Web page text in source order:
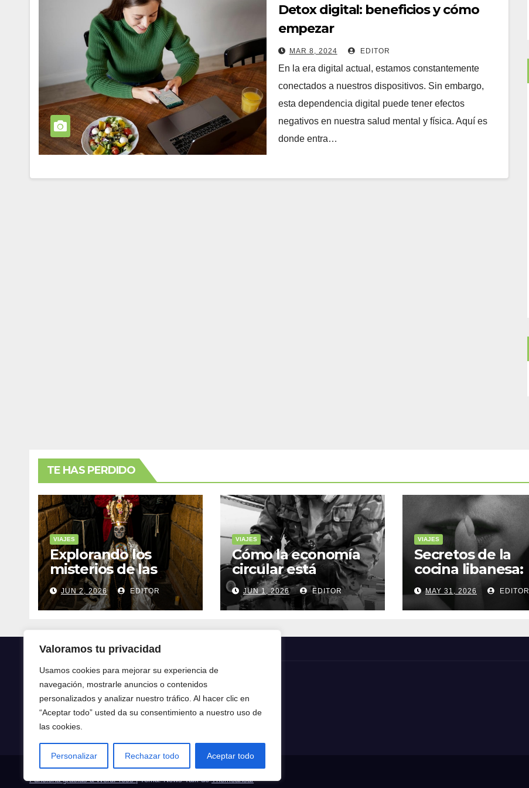
Valoramos tu privacidad
Usamos cookies para mejorar su experiencia de
navegación, mostrarle anuncios o contenidos
personalizados y analizar nuestro tráfico. Al hacer clic en
“Aceptar todo” usted da su consentimiento a nuestro uso de
las cookies.
Personalizar Rechazar todo Aceptar todo
Detox digital: beneficios y cómo
empezar
MAR 8, 2024 EDITOR
En la era digital actual, estamos constantemente
conectados a nuestros dispositivos. Sin embargo,
esta dependencia digital puede tener efectos
negativos en nuestra salud mental y física. Aquí es
donde entra…
TE HAS PERDIDO
VIAJES
Explorando los
misterios de las
ruinas mayas en la
selva de Yucatán
JUN 2, 2026 EDITOR
VIAJES
Cómo la economía
circular está
transformando la
moda sostenible
JUN 1, 2026 EDITOR
VIAJES
Secretos de la
cocina libanesa:
sabores que
cuentan historias
MAY 31, 2026 EDITOR
Crónica24
Crónica 24
Funciona gracias a WordPress|Tema: News Talk deThemeansar